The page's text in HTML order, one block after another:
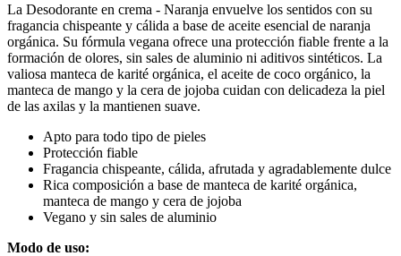
La Desodorante en crema - Naranja envuelve los sentidos con su
fragancia chispeante y cálida a base de aceite esencial de naranja
orgánica. Su fórmula vegana ofrece una protección fiable frente a la
formación de olores, sin sales de aluminio ni aditivos sintéticos. La
valiosa manteca de karité orgánica, el aceite de coco orgánico, la
manteca de mango y la cera de jojoba cuidan con delicadeza la piel
de las axilas y la mantienen suave.
Apto para todo tipo de pieles
Protección fiable
Fragancia chispeante, cálida, afrutada y agradablemente dulce
Rica composición a base de manteca de karité orgánica,
manteca de mango y cera de jojoba
Vegano y sin sales de aluminio
Modo de uso: